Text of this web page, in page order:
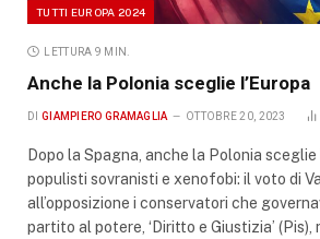
TUTTI EUROPA 2024
LETTURA 9 MIN.
Anche la Polonia sceglie l’Europa
DI GIAMPIERO GRAMAGLIA OTTOBRE 20, 2023
Dopo la Spagna, anche la Polonia sceglie
populisti sovranisti e xenofobi: il voto di
all’opposizione i conservatori che
partito al potere, ‘Diritto e Giustizia’ (Pis),